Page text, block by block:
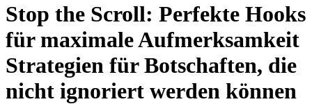
Stop the Scroll: Perfekte Hooks
für maximale Aufmerksamkeit
Strategien für Botschaften, die
nicht ignoriert werden können